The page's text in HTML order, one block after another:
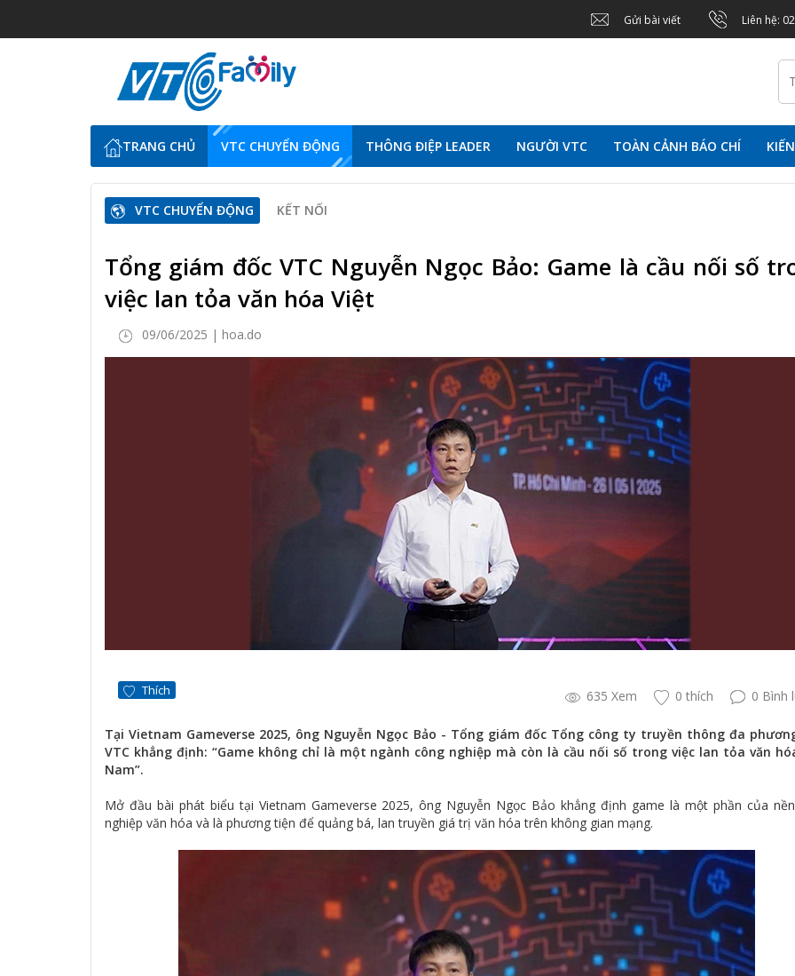
Gửi bài viết Liên hệ:
TRANG CHỦ VTC CHUYỂN ĐỘNG THÔNG ĐIỆP LEADER NGƯỜI VTC TOÀN CẢNH BÁO CHÍ
VTC CHUYỂN ĐỘNG KẾT NỐI
Tổng giám đốc VTC Nguyễn Ngọc Bảo: Game là cầu nối số
việc lan tỏa văn hóa Việt
09/06/2025 | hoa.do
Thích 635 Xem 0 thích 0 Bình
Tại Vietnam Gameverse 2025, ông Nguyễn Ngọc Bảo - Tổng giám đốc Tổng công ty truyền thông đa
VTC khẳng định: “Game không chỉ là một ngành công nghiệp mà còn là cầu nối số trong việc lan tỏa văn
Nam”.
Mở đầu bài phát biểu tại Vietnam Gameverse 2025, ông Nguyễn Ngọc Bảo khẳng định game là một phần của
nghiệp văn hóa và là phương tiện để quảng bá, lan truyền giá trị văn hóa trên không gian mạng.